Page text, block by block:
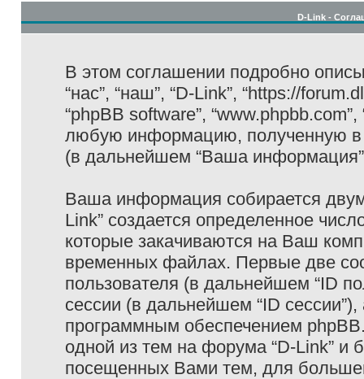
D-Link -
В этом соглашении подробно
“нас”, “наш”, “D-Link”, “https://
“phpBB software”,
любую информацию, полученную в
(в дальнейшем “Ваша
Ваша информация собирается
Link” создается определенное
которые закачиваются на Ваш
временных файлах. Первые две
пользователя (в дальнейшем “ID
сессии (в дальнейшем “ID
программным обеспечением
одной из тем на форума “D-Link” и
посещенных Вами тем, для